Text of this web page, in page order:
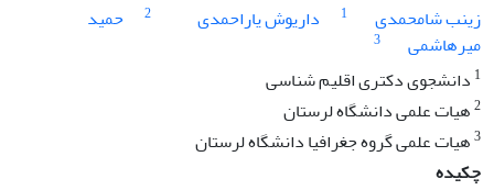
زینب شامحمدی
1 داریوش یاراحمدی 2
حمید
میرهاشمی
3
1 دانشجوی دکتری اقلیم شناسی
2هیات علمی دانشگاه لرستان
3هیات علمی گروه جغرافیا دانشگاه لرستان
چکیده